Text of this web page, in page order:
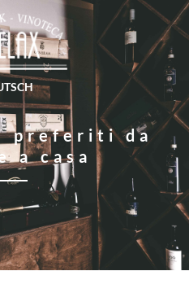
preferiti da
a casa